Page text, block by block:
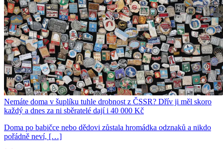
Nemáte doma v šuplíku tuhle drobnost z ČSSR? Dřív ji měl skoro
každý a dnes za ni sběratelé dají i 40 000 Kč
Doma po babičce nebo dědovi zůstala hromádka odznaků a nikdo
pořádně neví, […]